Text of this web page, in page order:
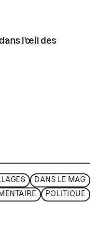
l’œil des
DANS LE MAG
POLITIQUE